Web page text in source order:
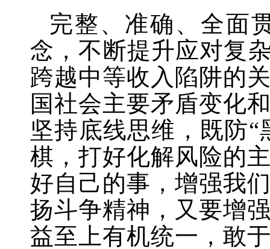
完整、准确、全面
念，不断提升应对复
跨越中等收入陷阱的
国社会主要矛盾变化
坚持底线思维，既防
棋，打好化解风险的
好自己的事，增强我
扬斗争精神，又要增
益至上有机统一，敢